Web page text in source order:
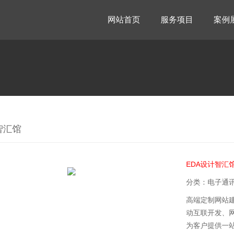
网站首页 服务项目 案例
汇馆
EDA设计智汇
分类：电子通
高端定制网站
动互联开发、
为客户提供一